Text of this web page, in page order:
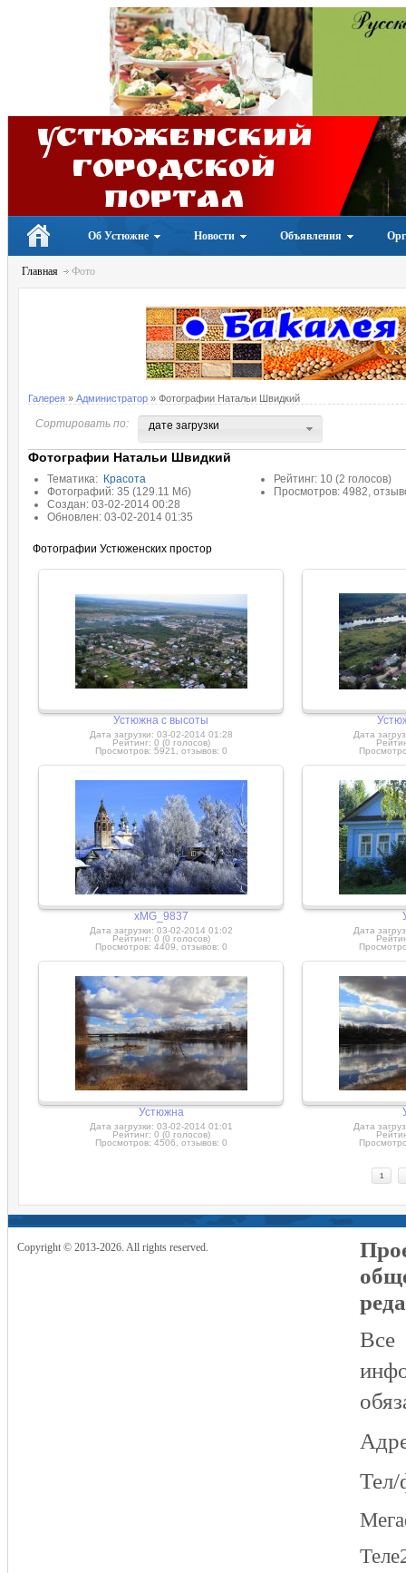
Устюженский
Городской
портал
Об Устюжне Новости Объявления
Главная Фото
Галерея » Администратор » Фотографии Натальи Швидкий
Сортировать по: дате загрузки
Фотографии Натальи Швидкий
Тематика: Красота
Фотографий: 35 (129.11 Мб)
Создан: 03-02-2014 00:28
Обновлен: 03-02-2014 01:35
Рейтинг: 10 (2 голосов)
Просмотров: 4982,
Фотографии Устюженских простор
Устюжна с высоты
Дата загрузки: 03-02-2014 01:28
Рейтинг: 0 (0 голосов)
Просмотров: 5921, отзывов: 0
Дата
xMG_9837
Дата загрузки: 03-02-2014 01:02
Рейтинг: 0 (0 голосов)
Просмотров: 4409, отзывов: 0
Дата
Устюжна
Дата загрузки: 03-02-2014 01:01
Рейтинг: 0 (0 голосов)
Просмотров: 4506, отзывов: 0
Дата
1
Copyright © 2013-2026. All rights reserved.